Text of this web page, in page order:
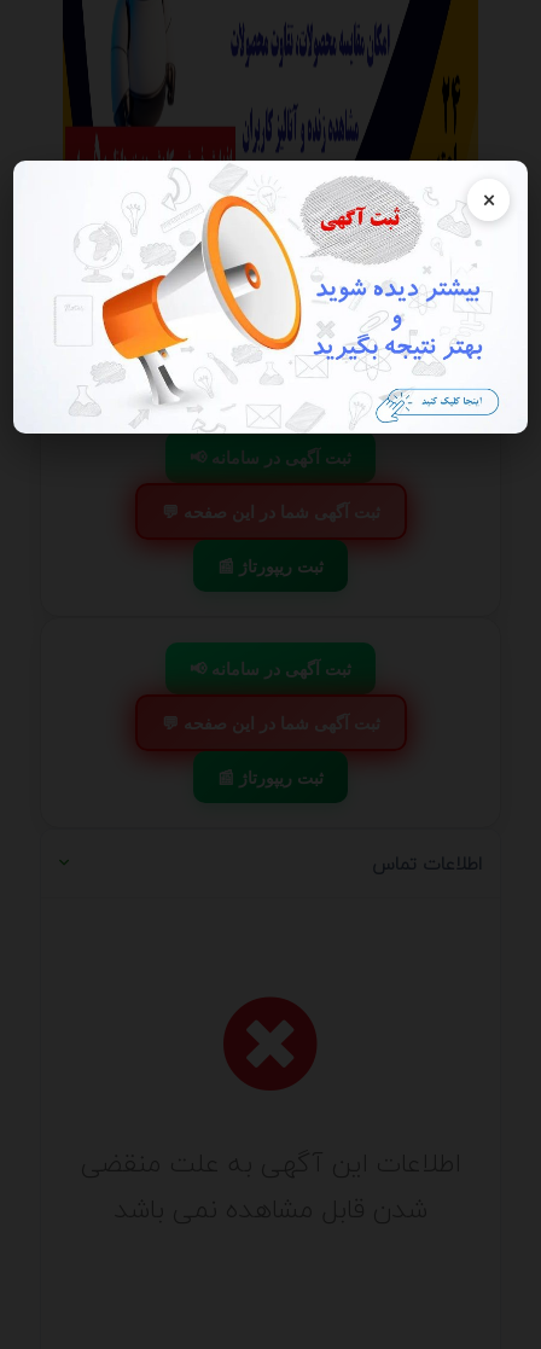
×
این آگهی منقضی شده است در صورتی که این آگهی به شما تعلق دارد
هرچه سریعتر به پنل کاربری خود مراجعه و اقدام به فعال سازی آن نمایید
گزارش آگهی ذخیره
📢 ثبت آگهی در سامانه
💬 ثبت آگهی شما در این صفحه
📰 ثبت ریپورتاژ
📢 ثبت آگهی در سامانه
💬 ثبت آگهی شما در این صفحه
📰 ثبت ریپورتاژ
اطلاعات تماس